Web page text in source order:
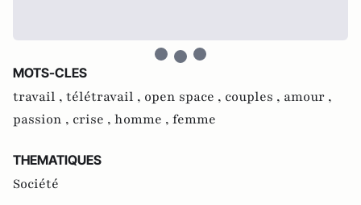
MOTS-CLES
travail , télétravail , open space , couples , amour ,
passion , crise , homme , femme
THEMATIQUES
Société